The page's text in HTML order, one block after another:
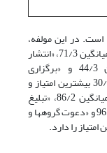
تبلیغ است. در این مولفه،
«ارائه خدمات کتابخانه از طریق تلفن و اینترنت» با میانگین 71/3، «انتشار
فهرست محتوایی منابع کتابخانه» با میانگین 44/3 و «برگزاری
نمایشگاه‏های فرهنگی در کتابخانه» با میانگین 30/3 بیشترین امتیاز و
«تبلیغ کتابخانه از طریق روزنامه‏ها و مجلات» با میانگین 86/2، «تبلیغ
کتابخانه از طریق روزنامه‏ها و مجلات» با میانگین 96/2 و «دعوت گروه‏ها و